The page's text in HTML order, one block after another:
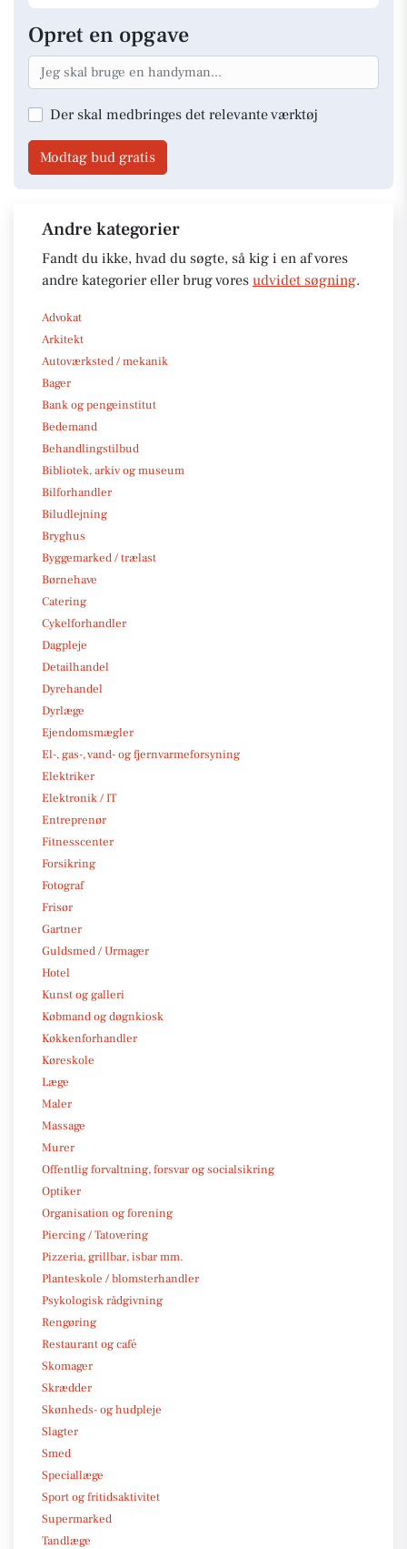
Opret en opgave
Der skal medbringes det relevante værktøj
Modtag bud gratis
Andre kategorier
Fandt du ikke, hvad du søgte, så kig i en af vores
andre kategorier eller brug vores udvidet søgning.
Advokat
Arkitekt
Autoværksted / mekanik
Bager
Bank og pengeinstitut
Bedemand
Behandlingstilbud
Bibliotek, arkiv og museum
Bilforhandler
Biludlejning
Bryghus
Byggemarked / trælast
Børnehave
Catering
Cykelforhandler
Dagpleje
Detailhandel
Dyrehandel
Dyrlæge
Ejendomsmægler
El-, gas-, vand- og fjernvarmeforsyning
Elektriker
Elektronik / IT
Entreprenør
Fitnesscenter
Forsikring
Fotograf
Frisør
Gartner
Guldsmed / Urmager
Hotel
Kunst og galleri
Købmand og døgnkiosk
Køkkenforhandler
Køreskole
Læge
Maler
Massage
Murer
Offentlig forvaltning, forsvar og socialsikring
Optiker
Organisation og forening
Piercing / Tatovering
Pizzeria, grillbar, isbar mm.
Planteskole / blomsterhandler
Psykologisk rådgivning
Rengøring
Restaurant og café
Skomager
Skrædder
Skønheds- og hudpleje
Slagter
Smed
Speciallæge
Sport og fritidsaktivitet
Supermarked
Tandlæge